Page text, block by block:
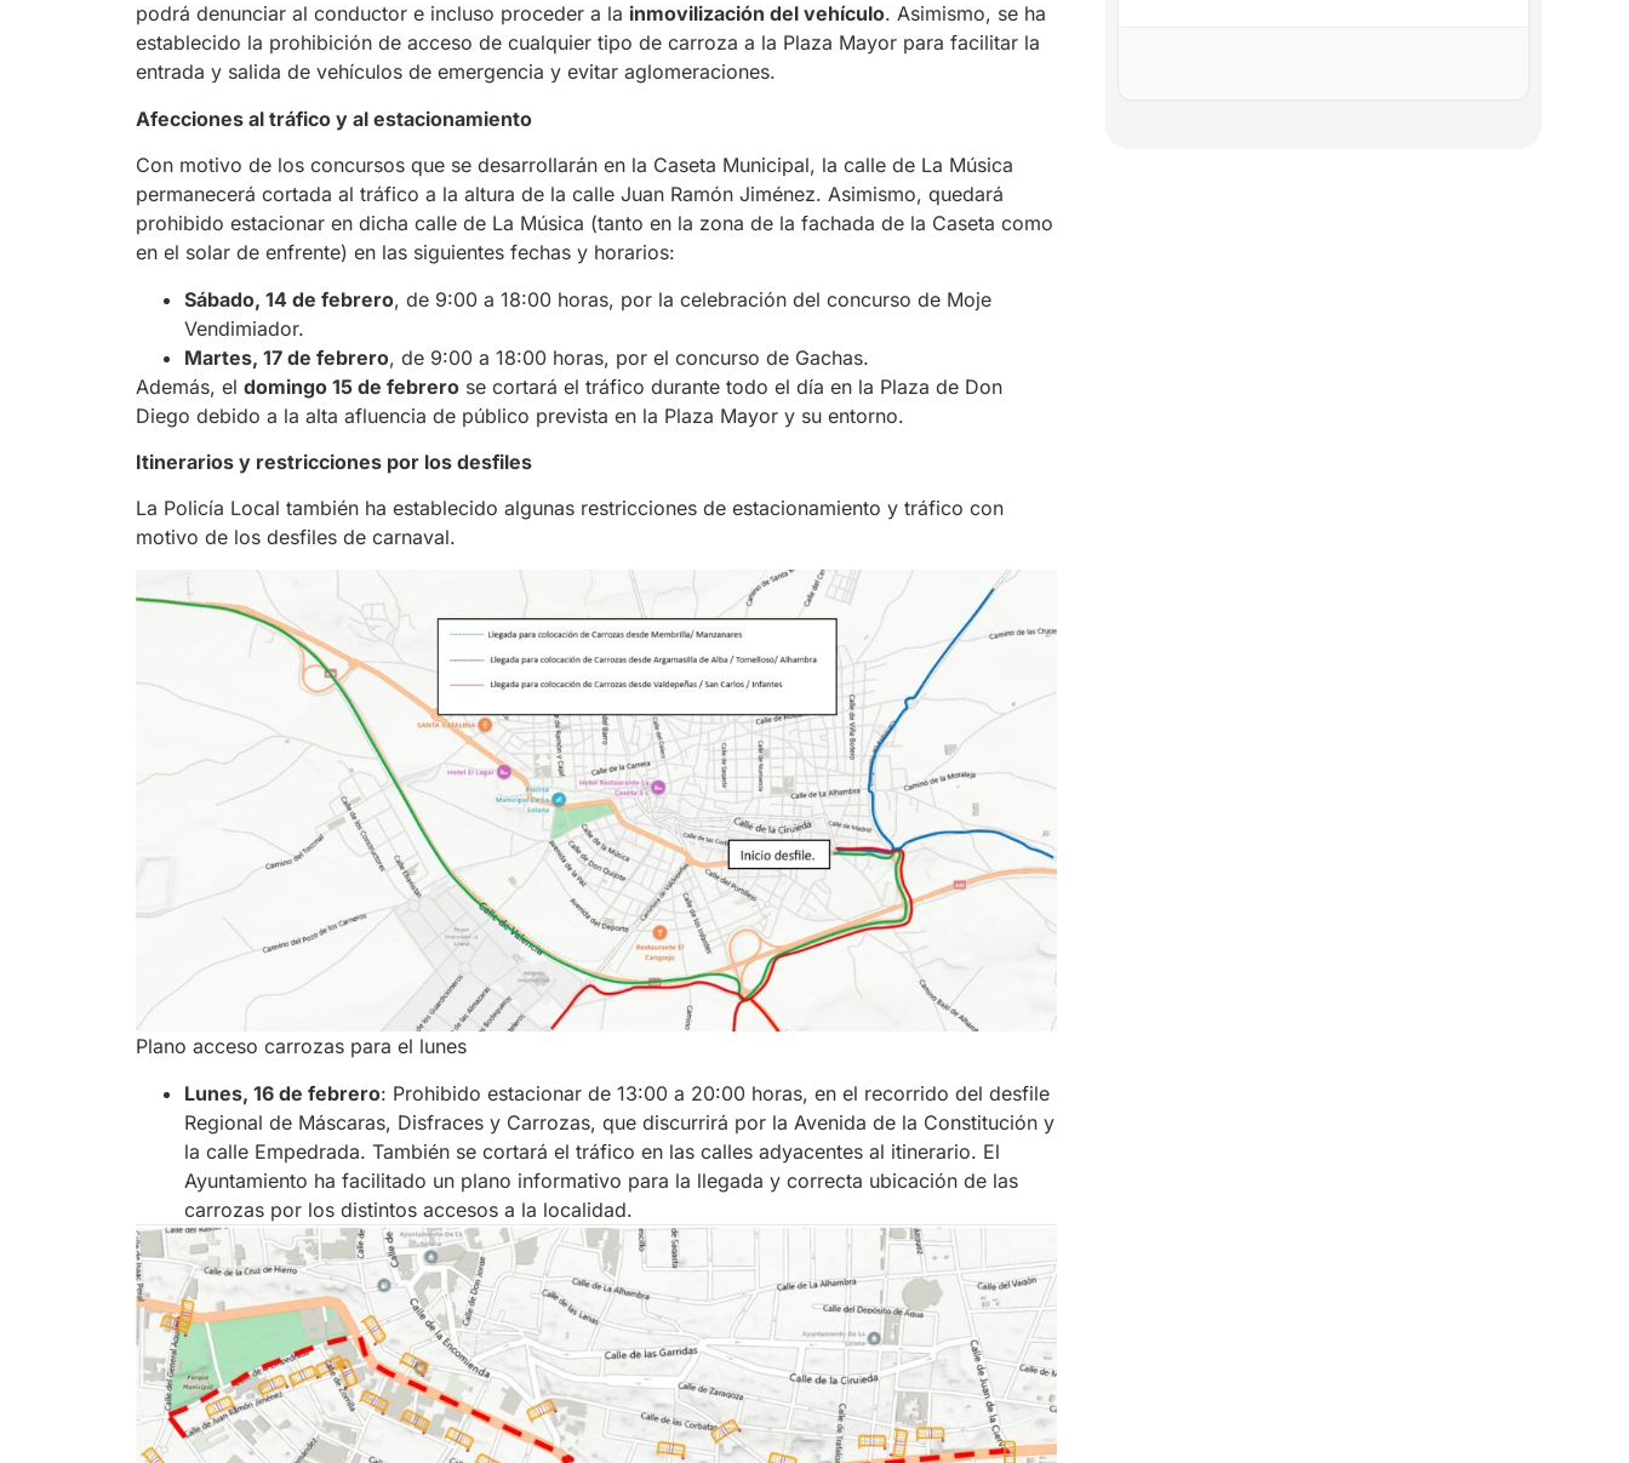
podrá denunciar al conductor e incluso proceder a la inmovilización del vehículo. Asimismo, se ha
establecido la prohibición de acceso de cualquier tipo de carroza a la Plaza Mayor para facilitar la
entrada y salida de vehículos de emergencia y evitar aglomeraciones.
Afecciones al tráfico y al estacionamiento
Con motivo de los concursos que se desarrollarán en la Caseta Municipal, la calle de La Música
permanecerá cortada al tráfico a la altura de la calle Juan Ramón Jiménez. Asimismo, quedará
prohibido estacionar en dicha calle de La Música (tanto en la zona de la fachada de la Caseta como
en el solar de enfrente) en las siguientes fechas y horarios:
Sábado, 14 de febrero, de 9:00 a 18:00 horas, por la celebración del concurso de Moje
Vendimiador.
Martes, 17 de febrero, de 9:00 a 18:00 horas, por el concurso de Gachas.
Además, el domingo 15 de febrero se cortará el tráfico durante todo el día en la Plaza de Don
Diego debido a la alta afluencia de público prevista en la Plaza Mayor y su entorno.
Itinerarios y restricciones por los desfiles
La Policía Local también ha establecido algunas restricciones de estacionamiento y tráfico con
motivo de los desfiles de carnaval.
Plano acceso carrozas para el lunes
Lunes, 16 de febrero: Prohibido estacionar de 13:00 a 20:00 horas, en el recorrido del desfile
Regional de Máscaras, Disfraces y Carrozas, que discurrirá por la Avenida de la Constitución y
la calle Empedrada. También se cortará el tráfico en las calles adyacentes al itinerario. El
Ayuntamiento ha facilitado un plano informativo para la llegada y correcta ubicación de las
carrozas por los distintos accesos a la localidad.